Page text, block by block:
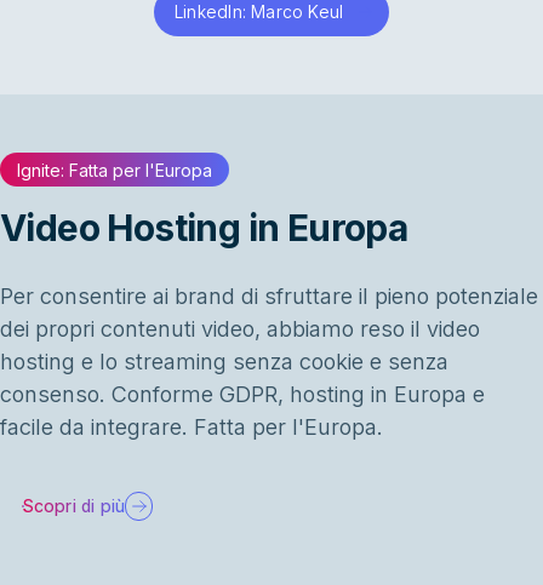
LinkedIn: Marco Keul
Ignite: Fatta per l'Europa
Video Hosting in Europa
Per consentire ai brand di sfruttare il pieno potenziale
dei propri contenuti video, abbiamo reso il video
hosting e lo streaming senza cookie e senza
consenso. Conforme GDPR, hosting in Europa e
facile da integrare. Fatta per l'Europa.
Scopri di più